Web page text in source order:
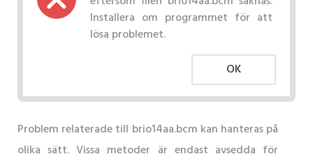
Installera om programmet för att
lösa problemet.
OK
Problem relaterade till brio14aa.bcm kan hanteras på
olika sätt. Vissa metoder är endast avsedda för